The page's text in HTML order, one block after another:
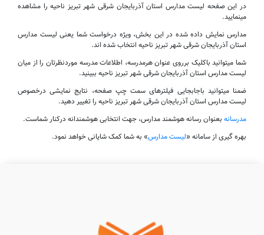
در این صفحه لیست مدارس استان آذربایجان شرقی شهر تبریز ناحیه را مشاهده
مینمایید.
مدارس نمایش داده شده در این بخش، ویژه درخواست شما یعنی لیست مدارس
استان آذربایجان شرقی شهر تبریز ناحیه انتخاب شده اند.
شما میتوانید باکلیک برروی عنوان هرمدرسه، اطلاعات مدرسه موردنظرتان را از میان
لیست مدارس استان آذربایجان شرقی شهر تبریز ناحیه ببینید.
ضمنا میتوانید باجابجایی فیلترهای سمت چپ صفحه، نتایج نمایشی درخصوص
لیست مدارس استان آذربایجان شرقی شهر تبریز ناحیه را تغییر دهید.
مدرسانه بعنوان رسانه هوشمند مدارس، جهت انتخابی هوشمندانه درکنار شماست.
بهره گیری از سامانه «لیست مدارس» به شما کمک شایانی خواهد نمود.